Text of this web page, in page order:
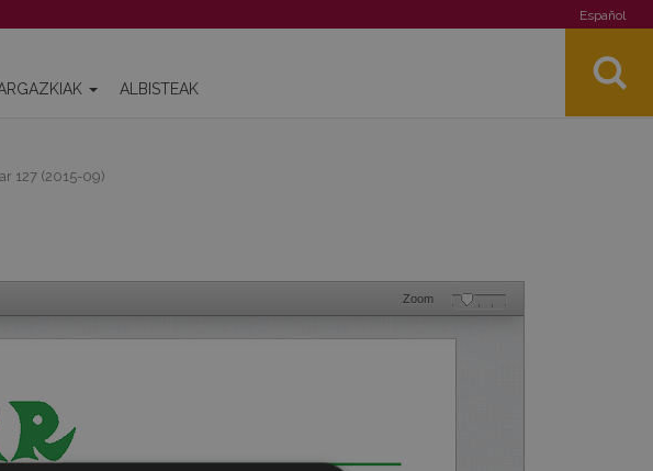
Español
ALBISTEAK
127 (2015-09)
Zoom